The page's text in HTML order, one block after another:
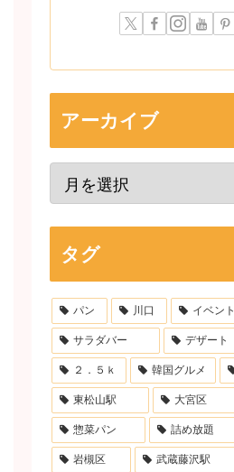
アーカイブ
タグ
パン 川口 イベント
サラダバー デザート
２．５ｋ 韓国グルメ
東松山駅 大宮区
惣菜パン 詰め放題
岩槻区 武蔵藤沢駅